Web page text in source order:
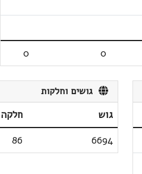
0
0
גושים וחלקות
גוש
חלקה
6694
86